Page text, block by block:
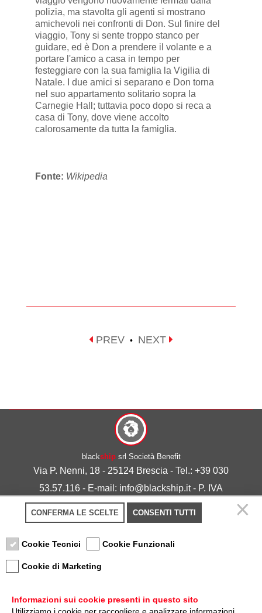
polizia, ma stavolta gli agenti si mostrano
amichevoli nei confronti di Don. Sul finire del
viaggio, Tony si sente troppo stanco per
guidare, ed è Don a prendere il volante e a
portare l'amico a casa in tempo per
festeggiare con la sua famiglia la Vigilia di
Natale. I due amici si separano e Don torna
nel suo appartamento solitario sopra la
Carnegie Hall; tuttavia poco dopo si reca a
casa di Tony, dove viene accolto
calorosamente da tutta la famiglia.
Fonte: Wikipedia
PREV • NEXT
blackshipsrl Società Benefit
Via P. Nenni, 18 - 25124 Brescia - Tel.: +39 030
53.57.116 - E-mail: info@blackship.it - P. IVA
03492980986
Privacy policy-Cookie policy
CONFERMA LE SCELTE CONSENTI TUTTI
Cookie Tecnici Cookie Funzionali
Cookie di Marketing
Informazioni sui cookie presenti in questo sito